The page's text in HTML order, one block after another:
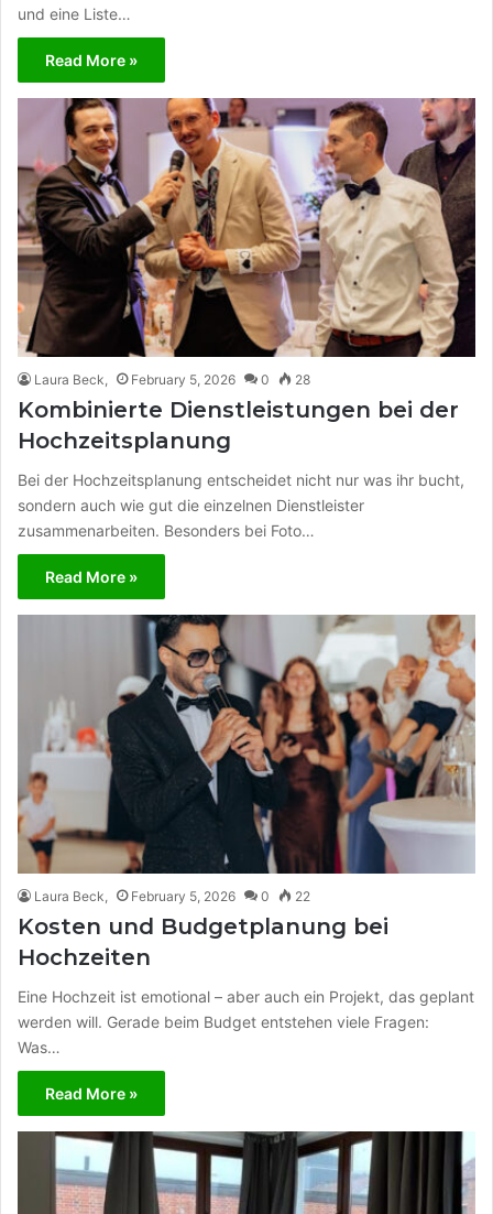
und eine Liste…
Read More »
Laura Beck, February 5, 2026 0 28
Kombinierte Dienstleistungen bei der
Hochzeitsplanung
Bei der Hochzeitsplanung entscheidet nicht nur was ihr bucht,
sondern auch wie gut die einzelnen Dienstleister
zusammenarbeiten. Besonders bei Foto…
Read More »
Laura Beck, February 5, 2026 0 22
Kosten und Budgetplanung bei
Hochzeiten
Eine Hochzeit ist emotional – aber auch ein Projekt, das geplant
werden will. Gerade beim Budget entstehen viele Fragen:
Was…
Read More »